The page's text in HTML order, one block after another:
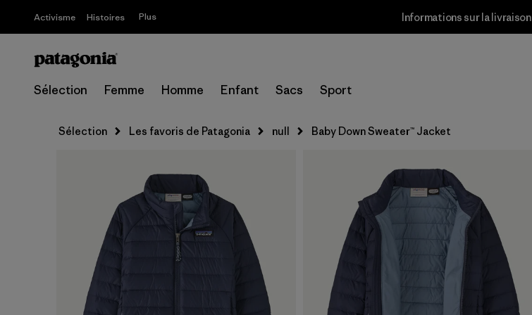
Activisme Histoires Plus Informations sur la livraison
Sélection Femme Homme Enfant Sacs Sport
Sélection Les favoris de Patagonia null Baby Down Sweater™ Jacket